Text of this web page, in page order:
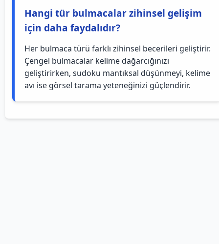
Hangi tür bulmacalar zihinsel gelişim
için daha faydalıdır?
Her bulmaca türü farklı zihinsel becerileri geliştirir.
Çengel bulmacalar kelime dağarcığınızı
geliştirirken, sudoku mantıksal düşünmeyi, kelime
avı ise görsel tarama yeteneğinizi güçlendirir.